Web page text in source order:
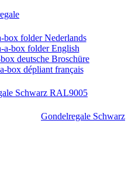
box folder Nederlands
a-box folder English
deutsche Broschüre
box dépliant français
Schwarz RAL9005
Gondelregale Schwarz